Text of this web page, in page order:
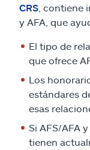
CRS , contiene
y AFA, que
El tipo de
que ofrece
Los
estándares
esas
Si AFS/AFA
tienen